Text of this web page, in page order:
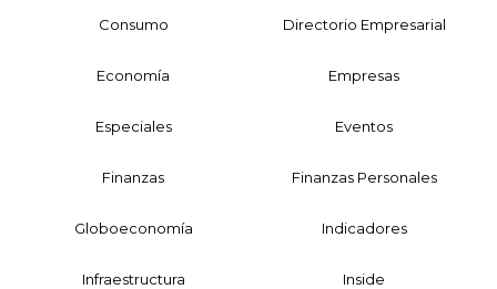
Consumo Directorio Empresarial
Economía Empresas
Especiales Eventos
Finanzas Finanzas Personales
Globoeconomía Indicadores
Infraestructura Inside